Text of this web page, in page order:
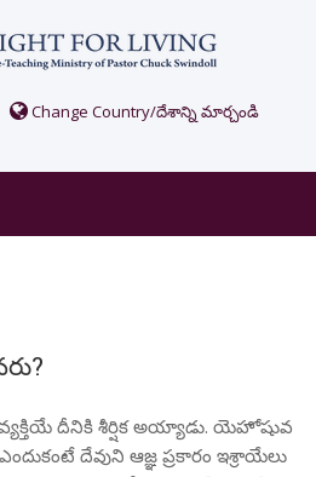
Change Country/దేశాన్ని మార్చండి
దీనికి శీర్షిక అయ్యాడు. యెహోషువ
ఎందుకంటే దేవుని ఆజ్ఞ ప్రకారం ఇశ్రాయేలు